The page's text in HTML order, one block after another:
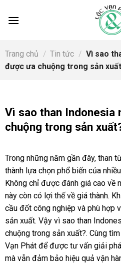
Trang chủ / Tin tức / Vì sao
được ưa chuộng trong sản
Vì sao than Indonesia
chuộng trong sản
Trong những năm gần đây, than
thành lựa chọn phổ biến của
Không chỉ được đánh giá cao về
này còn có lợi thế về giá thành.
cầu đốt công nghiệp và phù hợp
sản xuất. Vậy vì sao than
chuộng trong sản xuất?. Cùng
Vạn Phát để được tư vấn giải
mà vẫn đảm bảo hiệu quả vận